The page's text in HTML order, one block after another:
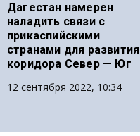
Дагестан намерен
наладить связи с
прикаспийскими
странами для развития
коридора Север — Юг
12 сентября 2022, 10:34